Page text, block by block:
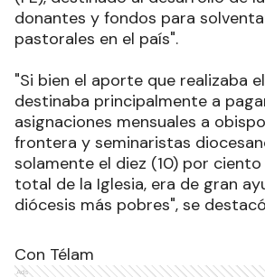
donantes y fondos para
pastorales en el país".
"Si bien el aporte que realizaba
destinaba principalmente a
asignaciones mensuales a
frontera y seminaristas
solamente el diez (10) por
total de la Iglesia, era de gran
diócesis más pobres", se destacó
Con Télam
Ads